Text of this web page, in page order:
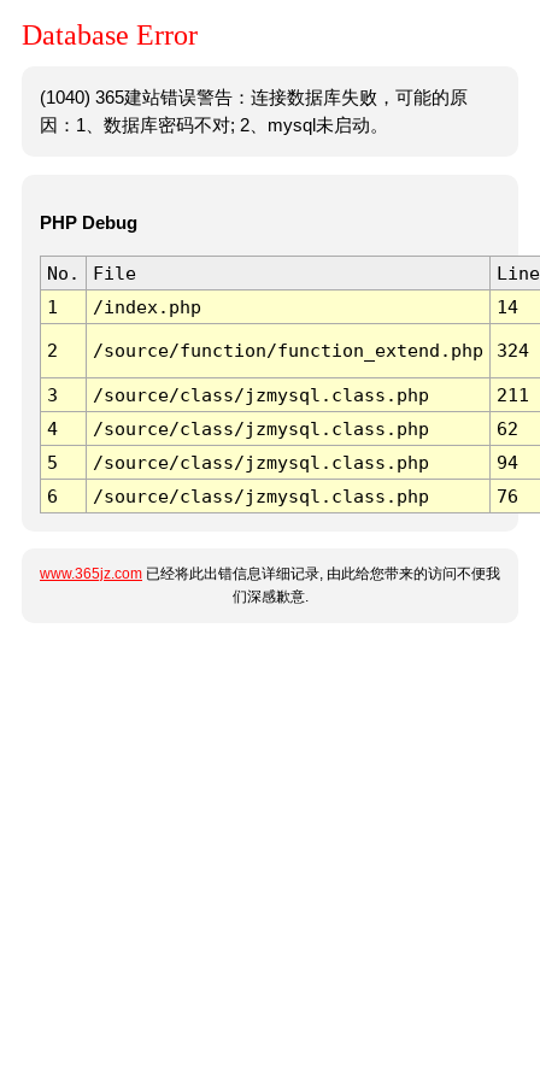
Database Error
(1040) 365建站错误警告：连接数据库失败，可能的原
因：1、数据库密码不对; 2、mysql未启动。
PHP Debug
No. File
Line
1
/index.php 14
2 /source/function/function_extend.php 324
3 /source/class/jzmysql.class.php
211
4
/source/class/jzmysql.class.php
62
5
/source/class/jzmysql.class.php
94
6
/source/class/jzmysql.class.php 76
www.365jz.com 已经将此出错信息详细记录, 由此给您带来的访问不便我
们深感歉意.